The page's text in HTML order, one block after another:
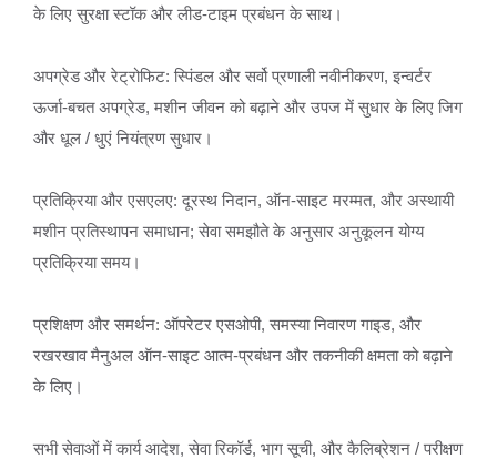
के लिए सुरक्षा स्टॉक और लीड-टाइम प्रबंधन के साथ।
अपग्रेड और रेट्रोफिट: स्पिंडल और सर्वो प्रणाली नवीनीकरण, इन्वर्टर
ऊर्जा-बचत अपग्रेड, मशीन जीवन को बढ़ाने और उपज में सुधार के लिए जिग
और धूल / धुएं नियंत्रण सुधार।
प्रतिक्रिया और एसएलए: दूरस्थ निदान, ऑन-साइट मरम्मत, और अस्थायी
मशीन प्रतिस्थापन समाधान; सेवा समझौते के अनुसार अनुकूलन योग्य
प्रतिक्रिया समय।
प्रशिक्षण और समर्थन: ऑपरेटर एसओपी, समस्या निवारण गाइड, और
रखरखाव मैनुअल ऑन-साइट आत्म-प्रबंधन और तकनीकी क्षमता को बढ़ाने
के लिए।
सभी सेवाओं में कार्य आदेश, सेवा रिकॉर्ड, भाग सूची, और कैलिब्रेशन / परीक्षण